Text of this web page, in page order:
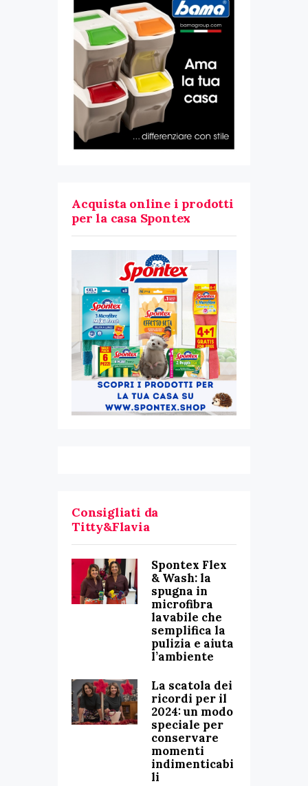
Acquista online i prodotti
per la casa Spontex
Consigliati da
Titty&Flavia
Spontex Flex
& Wash: la
spugna in
microfibra
lavabile che
semplifica la
pulizia e aiuta
l’ambiente
La scatola dei
ricordi per il
2024: un modo
speciale per
conservare
momenti
indimenticabi
li